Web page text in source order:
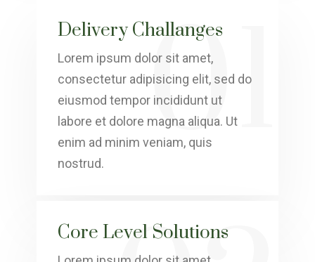
Delivery Challanges
Lorem ipsum dolor sit amet,
consectetur adipisicing elit, sed do
eiusmod tempor incididunt ut
labore et dolore magna aliqua. Ut
enim ad minim veniam, quis
nostrud.
01
Core Level Solutions